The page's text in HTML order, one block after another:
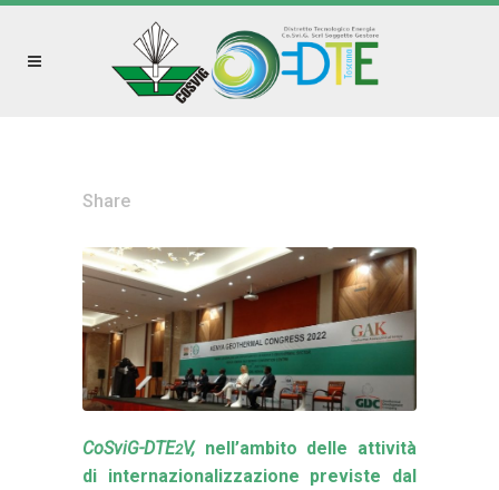
Share
CoSviG-DTE2V, nell’ambito delle attività
di internazionalizzazione previste dal